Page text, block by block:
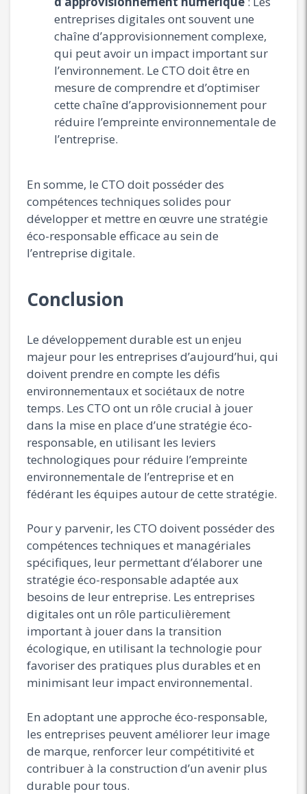
entreprises digitales ont souvent une
chaîne d’approvisionnement complexe,
qui peut avoir un impact important sur
l’environnement. Le CTO doit être en
mesure de comprendre et d’optimiser
cette chaîne d’approvisionnement pour
réduire l’empreinte environnementale de
l’entreprise.
En somme, le CTO doit posséder des
compétences techniques solides pour
développer et mettre en œuvre une stratégie
éco-responsable efficace au sein de
l’entreprise digitale.
Conclusion
Le développement durable est un enjeu
majeur pour les entreprises d’aujourd’hui, qui
doivent prendre en compte les défis
environnementaux et sociétaux de notre
temps. Les CTO ont un rôle crucial à jouer
dans la mise en place d’une stratégie éco-
responsable, en utilisant les leviers
technologiques pour réduire l’empreinte
environnementale de l’entreprise et en
fédérant les équipes autour de cette stratégie.
Pour y parvenir, les CTO doivent posséder des
compétences techniques et managériales
spécifiques, leur permettant d’élaborer une
stratégie éco-responsable adaptée aux
besoins de leur entreprise. Les entreprises
digitales ont un rôle particulièrement
important à jouer dans la transition
écologique, en utilisant la technologie pour
favoriser des pratiques plus durables et en
minimisant leur impact environnemental.
En adoptant une approche éco-responsable,
les entreprises peuvent améliorer leur image
de marque, renforcer leur compétitivité et
contribuer à la construction d’un avenir plus
durable pour tous.